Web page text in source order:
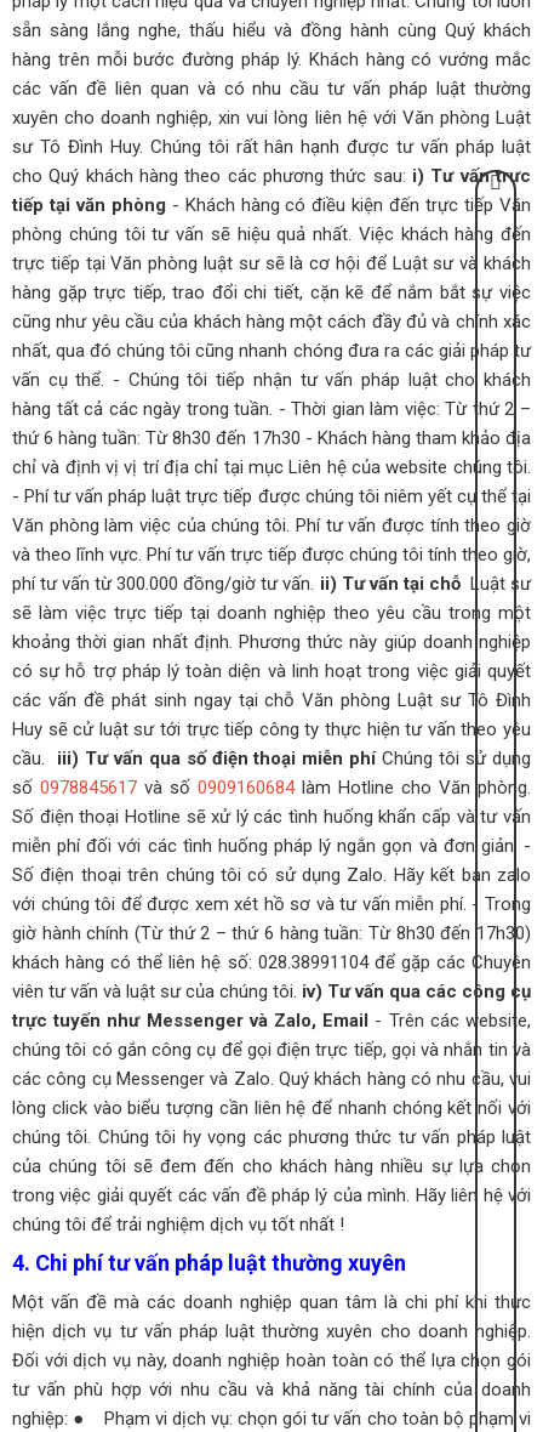
sẵn sàng lắng nghe, thấu hiểu và đồng hành cùng Quý khách
hàng trên mỗi bước đường pháp lý. Khách hàng có vướng mắc
các vấn đề liên quan và có nhu cầu tư vấn pháp luật thường
xuyên cho doanh nghiệp, xin vui lòng liên hệ với Văn phòng Luật
sư Tô Đình Huy. Chúng tôi rất hân hạnh được tư vấn pháp luật
cho Quý khách hàng theo các phương thức sau: i) Tư vấn trực
tiếp tại văn phòng - Khách hàng có điều kiện đến trực tiếp Văn
phòng chúng tôi tư vấn sẽ hiệu quả nhất. Việc khách hàng đến
trực tiếp tại Văn phòng luật sư sẽ là cơ hội để Luật sư và khách
hàng gặp trực tiếp, trao đổi chi tiết, cặn kẽ để nắm bắt sự việc
cũng như yêu cầu của khách hàng một cách đầy đủ và chính xác
nhất, qua đó chúng tôi cũng nhanh chóng đưa ra các giải pháp tư
vấn cụ thể. - Chúng tôi tiếp nhận tư vấn pháp luật cho khách
hàng tất cả các ngày trong tuần. - Thời gian làm việc: Từ thứ 2 –
thứ 6 hàng tuần: Từ 8h30 đến 17h30 - Khách hàng tham khảo địa
chỉ và định vị vị trí địa chỉ tại mục Liên hệ của website chúng tôi.
- Phí tư vấn pháp luật trực tiếp được chúng tôi niêm yết cụ thể tại
Văn phòng làm việc của chúng tôi. Phí tư vấn được tính theo giờ
và theo lĩnh vực. Phí tư vấn trực tiếp được chúng tôi tính theo giờ,
phí tư vấn từ 300.000 đồng/giờ tư vấn. ii) Tư vấn tại chỗ Luật sư
sẽ làm việc trực tiếp tại doanh nghiệp theo yêu cầu trong một
khoảng thời gian nhất định. Phương thức này giúp doanh nghiệp
có sự hỗ trợ pháp lý toàn diện và linh hoạt trong việc giải quyết
các vấn đề phát sinh ngay tại chỗ Văn phòng Luật sư Tô Đình
Huy sẽ cử luật sư tới trực tiếp công ty thực hiện tư vấn theo yêu
cầu.
iii) Tư vấn qua số điện thoại miễn phíChúng tôi sử dụng
số 0978845617 và số 0909160684làm Hotline cho Văn phòng.
Số điện thoại Hotline sẽ xử lý các tình huống khẩn cấp và tư vấn
miễn phí đối với các tình huống pháp lý ngắn gọn và đơn giản. -
Số điện thoại trên chúng tôi có sử dụng Zalo. Hãy kết bạn zalo
với chúng tôi để được xem xét hồ sơ và tư vấn miễn phí. - Trong
giờ hành chính (Từ thứ 2 – thứ 6 hàng tuần: Từ 8h30 đến 17h30)
khách hàng có thể liên hệ số: 028.38991104 để gặp các Chuyên
viên tư vấn và luật sư của chúng tôi. iv) Tư vấn qua các công cụ
trực tuyến như Messenger và Zalo, Email - Trên các website,
chúng tôi có gắn công cụ để gọi điện trực tiếp, gọi và nhắn tin và
các công cụ Messenger và Zalo. Quý khách hàng có nhu cầu, vui
lòng click vào biểu tượng cần liên hệ để nhanh chóng kết nối với
chúng tôi. Chúng tôi hy vọng các phương thức tư vấn pháp luật
của chúng tôi sẽ đem đến cho khách hàng nhiều sự lựa chọn
trong việc giải quyết các vấn đề pháp lý của mình. Hãy liên hệ với
chúng tôi để trải nghiệm dịch vụ tốt nhất !
4. Chi phí tư vấn pháp luật thường xuyên
Một vấn đề mà các doanh nghiệp quan tâm là chi phí khi thực
hiện dịch vụ tư vấn pháp luật thường xuyên cho doanh nghiệp.
Đối với dịch vụ này, doanh nghiệp hoàn toàn có thể lựa chọn gói
tư vấn phù hợp với nhu cầu và khả năng tài chính của doanh
nghiệp: ● Phạm vi dịch vụ: chọn gói tư vấn cho toàn bộ phạm vi